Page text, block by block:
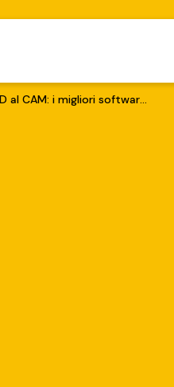
Dal CAD al CAM: i migliori software per lavorazioni CNC professionali